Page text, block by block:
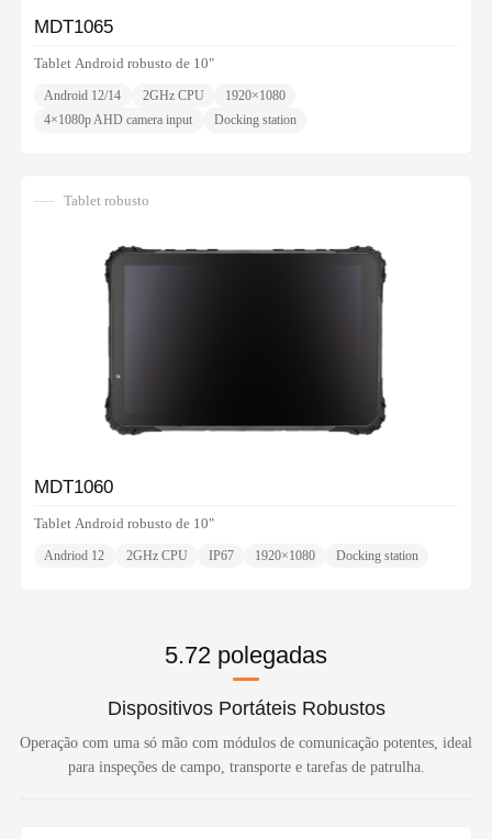
MDT1065
Tablet Android robusto de 10"
Android 12/14 2GHz CPU
1920×1080
4×1080p AHD camera input
Docking station
Tablet robusto
MDT1060
Tablet Android robusto de 10"
Andriod 12 2GHz CPU IP67 1920×1080 Docking station
5.72 polegadas
Dispositivos Portáteis Robustos
Operação com uma só mão com módulos de comunicação potentes, ideal
para inspeções de campo, transporte e tarefas de patrulha.